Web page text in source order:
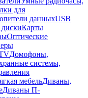
для
данныхUSB
Карты
Оптические
Домофоны,
системы,
мебельДиваны,
Диваны П-